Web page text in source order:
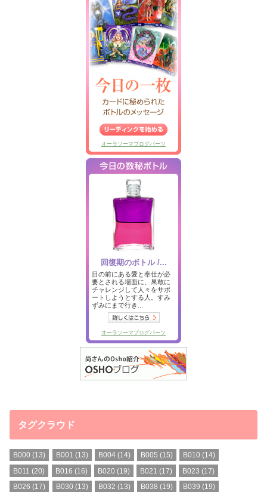
タグクラウド
B000 (13) B001 (13) B004(14) B005 (15) B010 (14)
B011 (20) B016 (16) B020 (19) B021 (17) B023 (17)
B026 (17) B030 (13) B032 (13) B038 (19) B039 (19)